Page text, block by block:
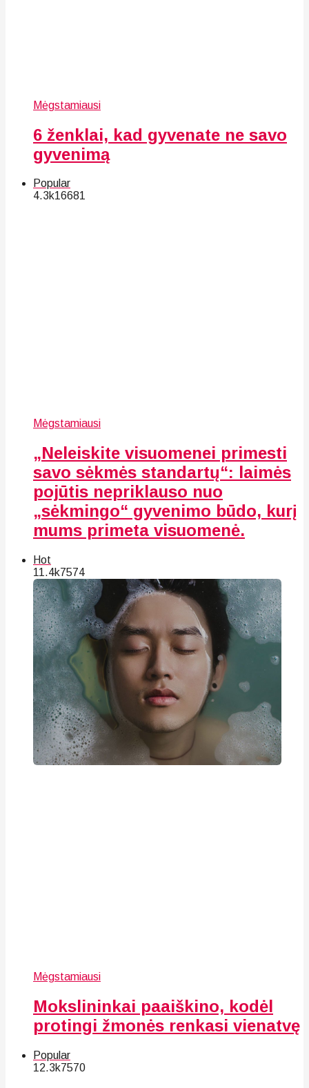
Mėgstamiausi
6 ženklai, kad gyvenate ne savo
gyvenimą
Popular
4.3k16681
Mėgstamiausi
„Neleiskite visuomenei primesti
savo sėkmės standartų“: laimės
pojūtis nepriklauso nuo
„sėkmingo“ gyvenimo būdo, kurį
mums primeta visuomenė.
Hot
11.4k7574
Mėgstamiausi
Mokslininkai paaiškino, kodėl
protingi žmonės renkasi vienatvę
Popular
12.3k7570